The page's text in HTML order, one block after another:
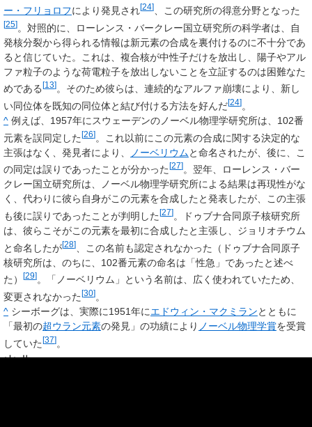
ー・フリョロフにより発見され[24] 、この研究所の得意分野となった
[25] 。対照的に、ローレンス・バークレー国立研究所の科学者は、自
発核分裂から得られる情報は新元素の合成を裏付けるのに不十分であ
ると信じていた。これは、複合核が中性子だけを放出し、陽子やアル
ファ粒子のような荷電粒子を放出しないことを立証するのは困難なた
めである [13]。そのため彼らは、連続的なアルファ崩壊により、新し
い同位体を既知の同位体と結び付ける方法を好んだ[24] 。
^ 例えば、1957年にスウェーデンのノーベル物理学研究所は、102番
元素を誤同定した [26] 。これ以前にこの元素の合成に関する決定的な
主張はなく、発見者により、
ノーベリウムと命名されたが、後に、こ
の同定は誤りであったことが分かった [27]。翌年、ローレンス・バー
クレー国立研究所は、ノーベル物理学研究所による結果は再現性がな
く、代わりに彼ら自身がこの元素を合成したと発表したが、この主張
も後に誤りであったことが判明した [27] 。ドゥブナ合同原子核研究所
は、彼らこそがこの元素を最初に合成したと主張し、ジョリオチウム
と命名したが[28]
、この名前も認定されなかった（ドゥブナ合同原子
核研究所は、のちに、102番元素の命名は「性急」であったと述べ
た）
[29]。「ノーベリウム」という名前は、広く使われていたため、
変更されなかった [30] 。
^ シーボーグは、実際に1951年にエドウィン・マクミランとともに
「最初の超ウラン元素の発見」の功績により ノーベル物理学賞を受賞
していた[37]。
出典